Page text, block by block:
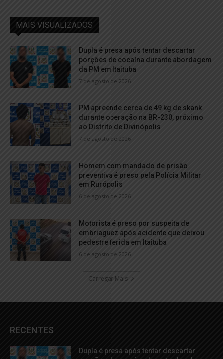
MAIS VISUALIZADOS
Dupla é presa após tentar descartar
porções de cocaína durante abordagem
da PM em Itaituba
7 de agosto de 2026
PM apreende cerca de 49 kg de skank
durante operação na BR-230, próximo
ao Distrito de Divinópolis
7 de agosto de 2026
Homem com mandado de prisão
preventiva é preso pela Polícia Militar
em Rurópolis
6 de agosto de 2026
Motorista é preso por suspeita de
embriaguez após acidente que deixou
pedestre ferida em Itaituba
6 de agosto de 2026
Carregar Mais
RECENTES
Dupla é presa após tentar descartar